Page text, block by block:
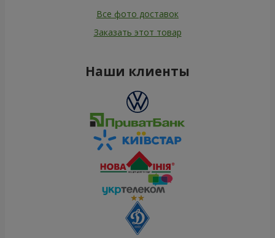
Все фото доставок
Заказать этот товар
Наши клиенты